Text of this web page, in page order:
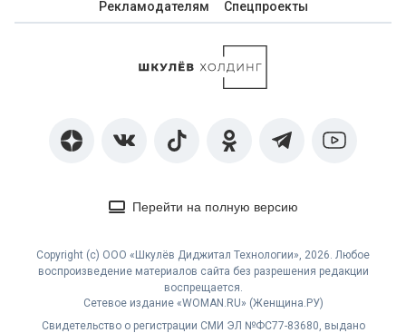
Рекламодателям Спецпроекты
Перейти на полную версию
Copyright (с) ООО «Шкулёв Диджитал Технологии», 2026. Любое
воспроизведение материалов сайта без разрешения редакции
воспрещается.
Сетевое издание «WOMAN.RU» (Женщина.РУ)
Свидетельство о регистрации СМИ ЭЛ №ФС77-83680, выдано